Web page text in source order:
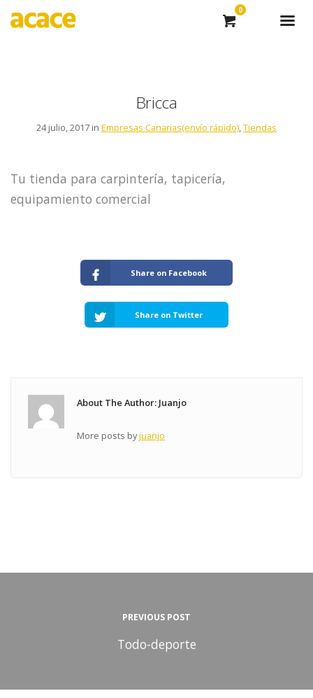
0
Bricca
24 julio, 2017 in Empresas Canarias(envío rápido),Tiendas
Tu tienda para carpintería, tapicería,
equipamiento comercial
Share on Facebook
Share on Twitter
About The Author: Juanjo
More posts byjuanjo
PREVIOUS POST
Todo-deporte